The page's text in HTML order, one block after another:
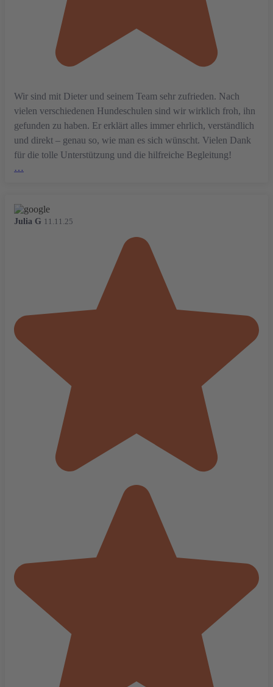
Wir sind mit Dieter und seinem Team sehr zufrieden. Nach
vielen verschiedenen Hundeschulen sind wir wirklich froh, ihn
gefunden zu haben. Er erklärt alles immer ehrlich, verständlich
und direkt – genau so, wie man es sich wünscht. Vielen Dank
für die tolle Unterstützung und die hilfreiche Begleitung!
…
Julia G 11.11.25